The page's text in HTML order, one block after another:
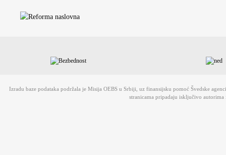
Izradu baze podataka podržala je Misija OEBS u Srbiji, uz finansijsku pomoć Švedske
stranicama pripadaju isključivo